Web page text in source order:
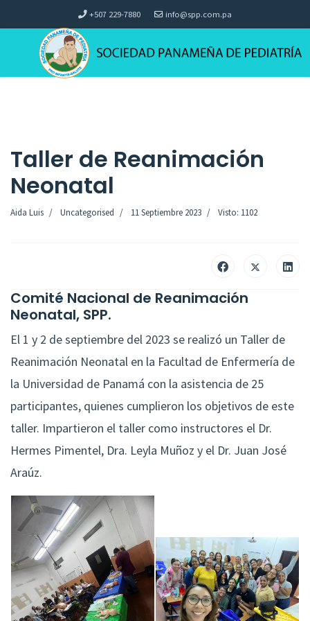
+507 229-7880 info@spp.com.pa
Taller de Reanimación
Neonatal
Aida Luis Uncategorised 11 Septiembre 2023 Visto: 1102
Comité Nacional de Reanimación
Neonatal, SPP.
El 1 y 2 de septiembre del 2023 se realizó un Taller de
Reanimación Neonatal en la Facultad de Enfermería de
la Universidad de Panamá con la asistencia de 25
participantes, quienes cumplieron los objetivos de este
taller. Impartieron el taller como instructores el Dr.
Hermes Pimentel, Dra. Leyla Muñoz y el Dr. Juan José
Araúz.